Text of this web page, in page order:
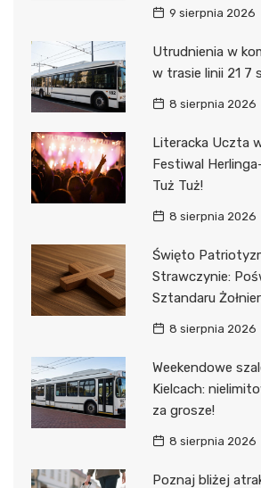
9 sierpnia 2026
Utrudnienia w
w trasie linii 21 7
8 sierpnia 2026
Literacka Uczta
Festiwal
Tuż Tuż!
8 sierpnia 2026
Święto
Strawczynie:
Sztandaru
8 sierpnia 2026
Weekendowe
Kielcach:
za grosze!
8 sierpnia 2026
Poznaj bliżej